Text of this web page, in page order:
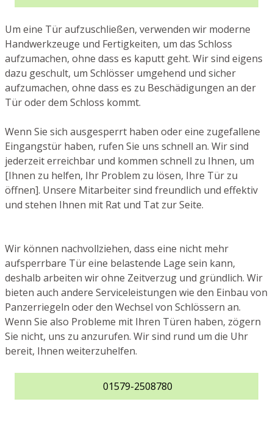
Um eine Tür aufzuschließen, verwenden wir moderne
Handwerkzeuge und Fertigkeiten, um das Schloss
aufzumachen, ohne dass es kaputt geht. Wir sind eigens
dazu geschult, um Schlösser umgehend und sicher
aufzumachen, ohne dass es zu Beschädigungen an der
Tür oder dem Schloss kommt.
Wenn Sie sich ausgesperrt haben oder eine zugefallene
Eingangstür haben, rufen Sie uns schnell an. Wir sind
jederzeit erreichbar und kommen schnell zu Ihnen, um
[Ihnen zu helfen, Ihr Problem zu lösen, Ihre Tür zu
öffnen]. Unsere Mitarbeiter sind freundlich und effektiv
und stehen Ihnen mit Rat und Tat zur Seite.
Wir können nachvollziehen, dass eine nicht mehr
aufsperrbare Tür eine belastende Lage sein kann,
deshalb arbeiten wir ohne Zeitverzug und gründlich. Wir
bieten auch andere Serviceleistungen wie den Einbau von
Panzerriegeln oder den Wechsel von Schlössern an.
Wenn Sie also Probleme mit Ihren Türen haben, zögern
Sie nicht, uns zu anzurufen. Wir sind rund um die Uhr
bereit, Ihnen weiterzuhelfen.
01579-2508780